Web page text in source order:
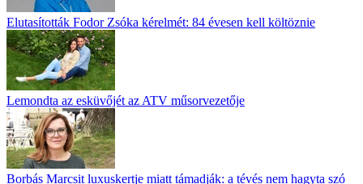
Elutasították Fodor Zsóka kérelmét: 84 évesen kell költöznie
Lemondta az esküvőjét az ATV műsorvezetője
Borbás Marcsit luxuskertje miatt támadják: a tévés nem hagyta szó